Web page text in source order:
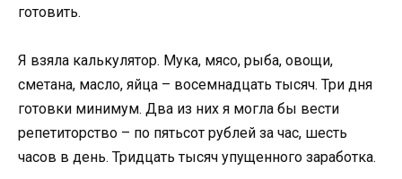
готовить.
Я взяла калькулятор. Мука, мясо, рыба, овощи,
сметана, масло, яйца – восемнадцать тысяч. Три дня
готовки минимум. Два из них я могла бы вести
репетиторство – по пятьсот рублей за час, шесть
часов в день. Тридцать тысяч упущенного заработка.